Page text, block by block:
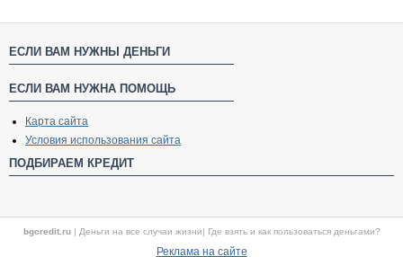
ЕСЛИ ВАМ НУЖНЫ ДЕНЬГИ
ЕСЛИ ВАМ НУЖНА ПОМОЩЬ
Карта сайта
Условия использования сайта
ПОДБИРАЕМ КРЕДИТ
bgcredit.ru | Деньги на все случаи жизни| Где взять и как пользоваться деньгами?
Реклама на сайте